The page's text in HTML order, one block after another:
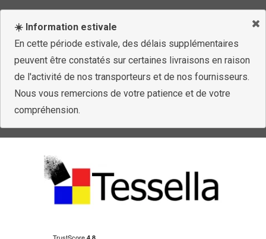
☀️ Information estivale
En cette période estivale, des délais supplémentaires
peuvent être constatés sur certaines livraisons en raison
de l'activité de nos transporteurs et de nos fournisseurs.
Nous vous remercions de votre patience et de votre
compréhension.